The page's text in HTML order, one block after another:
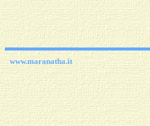
www.maranatha.it